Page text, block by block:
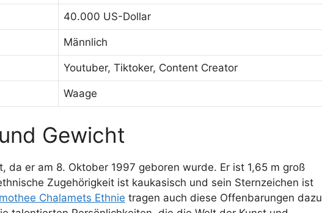
40.000 US-Dollar
Männlich
Youtuber, Tiktoker, Content Creator
Waage
Gewicht
da er am 8. Oktober 1997 geboren wurde. Er ist 1,65 m groß
Zugehörigkeit ist kaukasisch und sein Sternzeichen ist
Chalamets Ethnie tragen auch diese Offenbarungen dazu